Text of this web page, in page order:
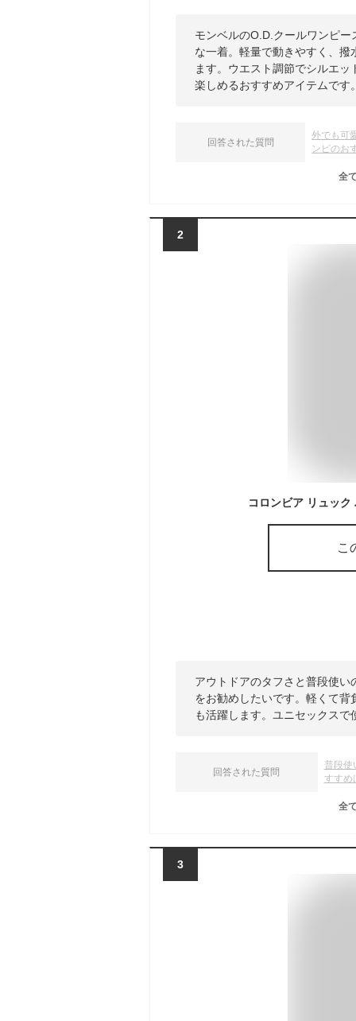
モンベルのO.D.クールワンピ
な一着。軽量で動きやすく、
ます。ウエスト調節でシルエ
楽しめるおすすめアイテムです
回答された質問
外でも可
ンピのお
全
2
こ
アウトドアのタフさと普段使
をお勧めしたいです。軽くて
も活躍します。ユニセックス
回答された質問
普段使
すすめ
全
3